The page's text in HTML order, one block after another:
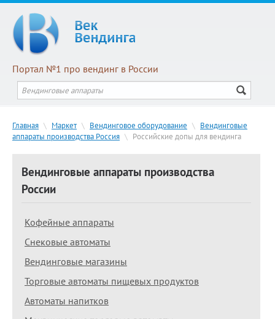
Портал №1 про вендинг в России
Главная \ Маркет \ Вендинговое оборудование \ Вендинговые
аппараты производства Россия \ Российские допы для вендинга
Вендинговые аппараты производства
России
Кофейные аппараты
Снековые автоматы
Вендинговые магазины
Торговые автоматы пищевых продуктов
Автоматы напитков